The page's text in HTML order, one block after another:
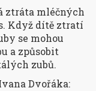
ztráta mléčných
Když dítě ztratí
se mohou
a způsobit
zubů.
Dvořáka: